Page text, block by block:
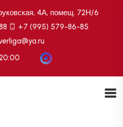
4А, помещ. 72Н/6
+7 (995) 579-86-85